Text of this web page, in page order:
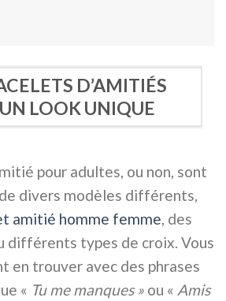
D’AMITIÉS
LOOK UNIQUE
pour adultes, ou non, sont
divers modèles différents,
amitié homme femme, des
différents types de croix. Vous
en trouver avec des phrases
« Tu me manques » ou « Amis